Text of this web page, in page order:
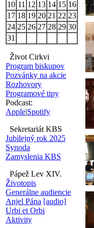
10 11 12 13 14 15 16
17 18 19 20 21 22 23
24 25 26 27 28 29 30
31
Život Cirkvi
Program biskupov
Pozvánky na akcie
Rozhovory
Programové tipy
Podcast:
Apple|Spotify
Sekretariát KBS
Jubilejný rok 2025
Synoda
Zamyslenia KBS
Pápež Lev XIV.
Životopis
Generálne audiencie
Anjel Pána [audio]
Urbi et Orbi
Aktivity